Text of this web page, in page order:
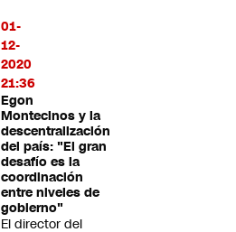
01-
12-
2020
21:36
Egon
Montecinos y la
descentralización
del país: "El gran
desafío es la
coordinación
entre niveles de
gobierno"
El director del